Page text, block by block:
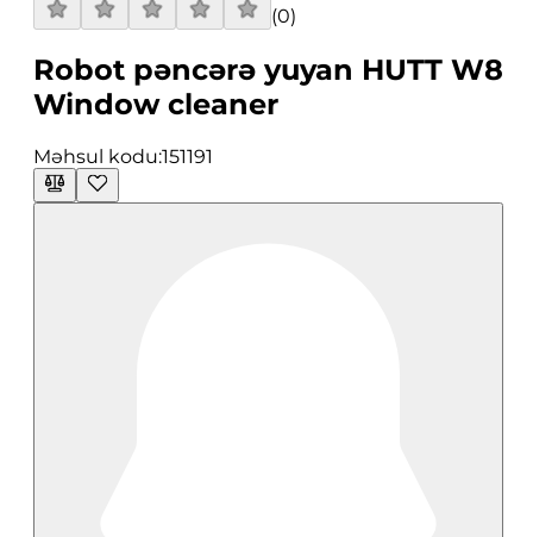
(0)
Robot pəncərə yuyan HUTT W8
Window cleaner
Məhsul kodu:151191